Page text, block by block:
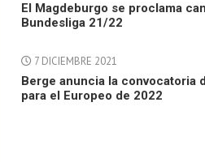
El Magdeburgo se proclama
Bundesliga 21/22
7 DICIEMBRE 2021
Berge anuncia la convocatoria
para el Europeo de 2022